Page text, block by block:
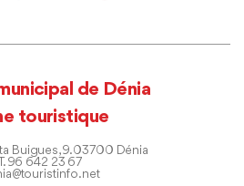
de Dénia
touristique
Buigues, 9. 03700 Dénia
T. 96 642 23 67